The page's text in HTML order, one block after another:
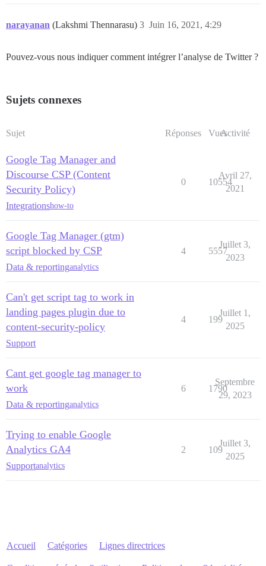
narayanan (Lakshmi Thennarasu) Juin 16, 2021, 4:29
3
Pouvez-vous nous indiquer comment intégrer l’analyse de Twitter ?
Sujets connexes
Sujet Réponses VuesActivité
Google Tag Manager and
Discourse CSP (Content
Security Policy)
Integrationshow-to
0 10554
Avril 27,
2021
Google Tag Manager (gtm)
script blocked by CSP
Data & reportinganalytics
4 5557
Juillet 3,
2023
Can't get script tag to work in
landing pages plugin due to
content-security-policy
Support
4 199
Juillet 1,
2025
Cant get google tag manager to
work
Data & reportinganalytics
6 1790
Septembre
29, 2023
Trying to enable Google
Analytics GA4
Supportanalytics
2 109
Juillet 3,
2025
Accueil Catégories Lignes directrices